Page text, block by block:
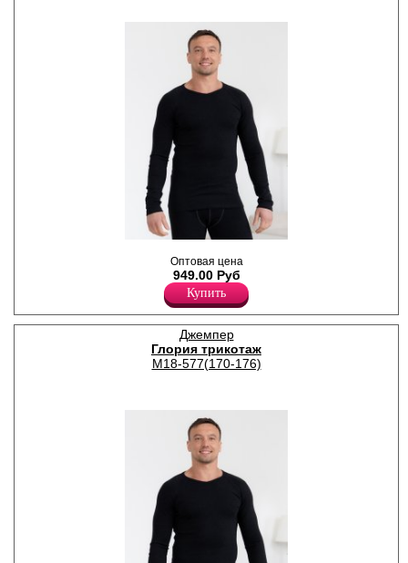
повседневной носки в
прохладную и холодную
погоду, с начесом.
Хлопок 95%
Эластан 5%
Оптовая цена
949.00 Руб
Купить
Джемпер
Глория трикотаж
М18-577(170-176)